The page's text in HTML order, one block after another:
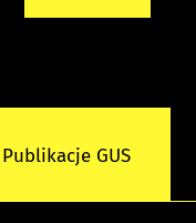
Publikacje GUS